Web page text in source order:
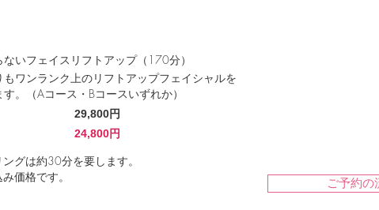
いフェイスリフトアップ（170分）
ワンランク上のリフトアップフェイシャルを
。（Aコース・Bコースいずれか）
29,800円
24,800円
グは約30分を要します。
価格です。
ご予約の